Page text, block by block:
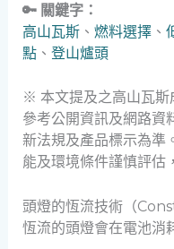
🔑 關鍵字：
高山瓦斯、 燃料選擇、
點、 登山爐頭
※ 本文提及之高山瓦斯
參考公開資訊及網路資
新法規及產品標示為準
能及環境條件謹慎評估
頭燈的恆流技術（
恆流的頭燈會在電池消